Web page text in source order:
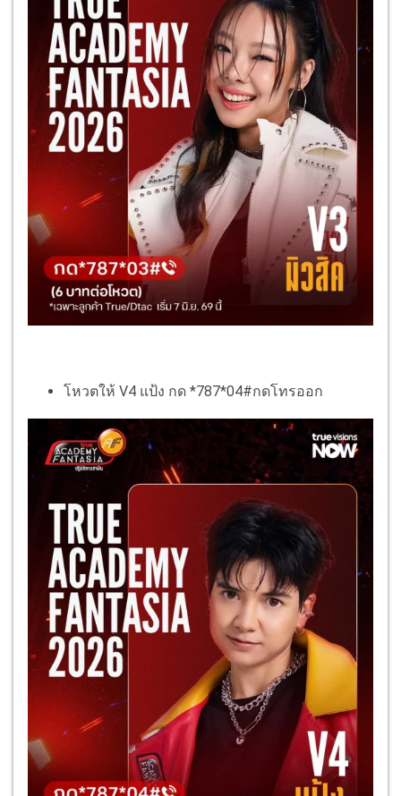
โหวตให้ V4 แป้ง กด *787*04#กดโทรออก